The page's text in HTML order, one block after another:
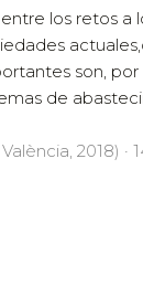
los retos a
son,
de
2018) ·